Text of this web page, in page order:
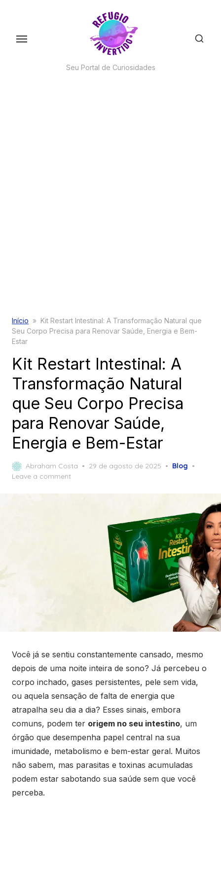
Seu Portal de Curiosidades
Início » Kit Restart Intestinal: A Transformação Natural que
Seu Corpo Precisa para Renovar Saúde, Energia e Bem-
Estar
Kit Restart Intestinal: A
Transformação Natural
que Seu Corpo Precisa
para Renovar Saúde,
Energia e Bem-Estar
Abraham Costa
Posted
29 de agosto de 2025
Blog
Leave a comment
Você já se sentiu constantemente cansado, mesmo
depois de uma noite inteira de sono? Já percebeu o
corpo inchado, gases persistentes, pele sem vida,
ou aquela sensação de falta de energia que
atrapalha seu dia a dia? Esses sinais, embora
comuns, podem ter origem no seu intestino, um
órgão que desempenha papel central na sua
imunidade, metabolismo e bem-estar geral. Muitos
não sabem, mas parasitas e toxinas acumuladas
podem estar sabotando sua saúde sem que você
perceba.